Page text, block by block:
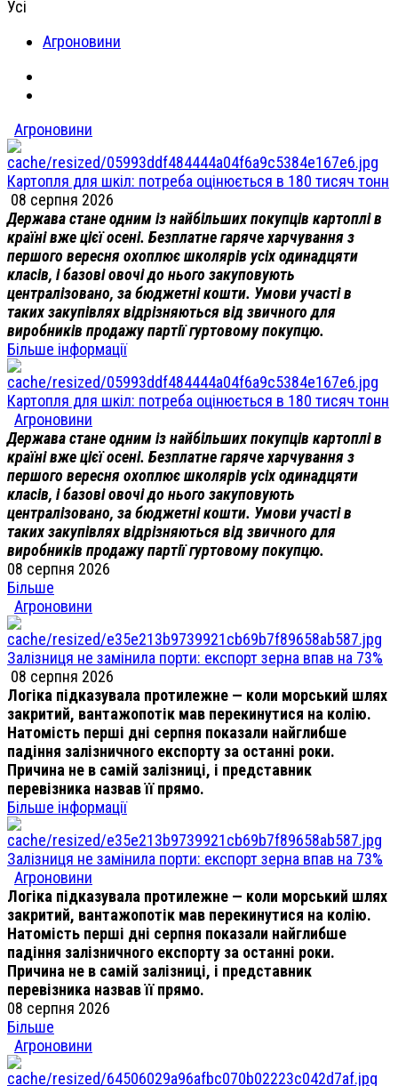
Усі
Агроновини
Агроновини
Картопля для шкіл: потреба оцінюється в 180 тисяч тонн
08 серпня 2026
Держава стане одним із найбільших покупців картоплі в
країні вже цієї осені. Безплатне гаряче харчування з
першого вересня охоплює школярів усіх одинадцяти
класів, і базові овочі до нього закуповують
централізовано, за бюджетні кошти. Умови участі в
таких закупівлях відрізняються від звичного для
виробників продажу партії гуртовому покупцю.
Більше інформації
Картопля для шкіл: потреба оцінюється в 180 тисяч тонн
Агроновини
Держава стане одним із найбільших покупців картоплі в
країні вже цієї осені. Безплатне гаряче харчування з
першого вересня охоплює школярів усіх одинадцяти
класів, і базові овочі до нього закуповують
централізовано, за бюджетні кошти. Умови участі в
таких закупівлях відрізняються від звичного для
виробників продажу партії гуртовому покупцю.
08 серпня 2026
Більше
Агроновини
Залізниця не замінила порти: експорт зерна впав на 73%
08 серпня 2026
Логіка підказувала протилежне — коли морський шлях
закритий, вантажопотік мав перекинутися на колію.
Натомість перші дні серпня показали найглибше
падіння залізничного експорту за останні роки.
Причина не в самій залізниці, і представник
перевізника назвав її прямо.
Більше інформації
Залізниця не замінила порти: експорт зерна впав на 73%
Агроновини
Логіка підказувала протилежне — коли морський шлях
закритий, вантажопотік мав перекинутися на колію.
Натомість перші дні серпня показали найглибше
падіння залізничного експорту за останні роки.
Причина не в самій залізниці, і представник
перевізника назвав її прямо.
08 серпня 2026
Більше
Агроновини